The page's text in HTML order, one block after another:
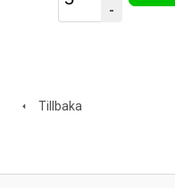
-
Tillbaka